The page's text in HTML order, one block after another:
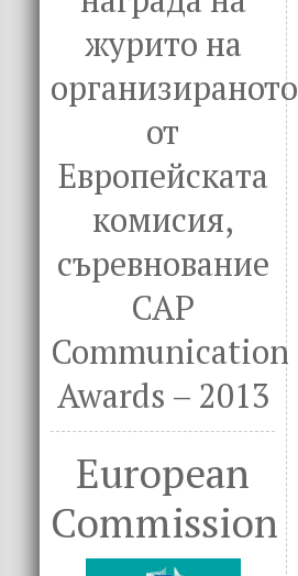
журито на
организираното
от
Европейската
комисия,
съревнование
CAP
Communication
Awards – 2013
European
Commission